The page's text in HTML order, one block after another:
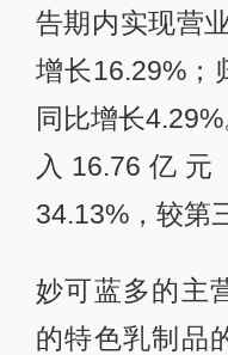
告期内实现营
增长16.29%；
同比增长
入16.76亿
34.13%，较第
妙可蓝多的主
的特色乳制品